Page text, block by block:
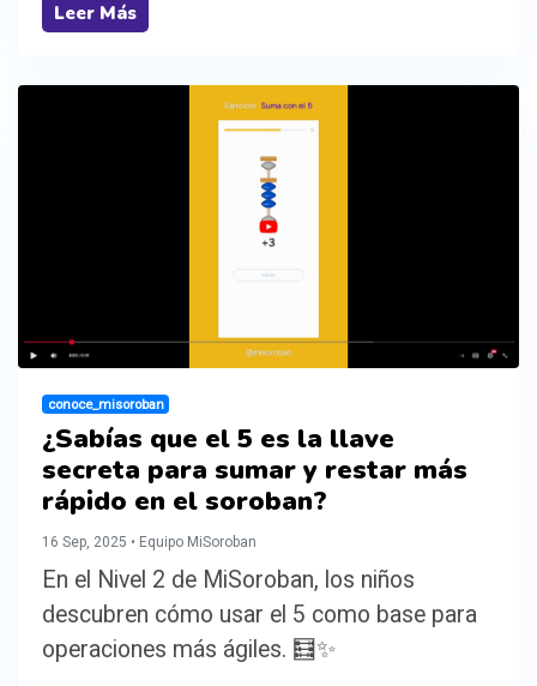
Leer Más
conoce_misoroban
¿Sabías que el 5 es la llave
secreta para sumar y restar más
rápido en el soroban?
16 Sep, 2025 • Equipo MiSoroban
En el Nivel 2 de MiSoroban, los niños
descubren cómo usar el 5 como base para
operaciones más ágiles. 🧮✨